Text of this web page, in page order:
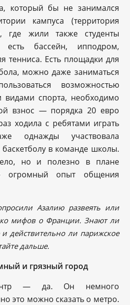
который бы не занимался
кампуса (территория
где жили также студенты
есть бассейн, ипподром,
тенниса. Есть площадки для
можно даже заниматься
возможностью
спорта, необходимо
взнос — порядка 20 евро
ходила с ребятами играть
однажды участвовала
в команде школы.
но и полезно в плане
огромный опыт общения
Азалию развеять или
мифов о Франции. Знают ли
действительно ли парижское
дальше.
и грязный город
— да. Он немного
это можно сказать о метро.